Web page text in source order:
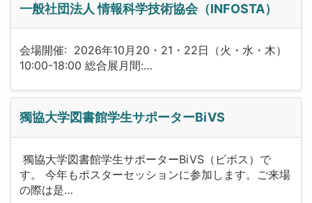
一般社団法人 情報科学技術協会（INFOSTA）
会場開催: 2026年10月20・21・22日（火・水・木）
10:00-18:00 総合展月間:…
獨協大学図書館学生サポーターBiVS
獨協大学図書館学生サポーターBiVS（ビボス）で
す。 今年もポスターセッションに参加します。ご来場
の際は是…